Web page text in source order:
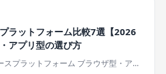
ラットフォーム比較7選【2026
アプリ型の選び方
スプラットフォーム ブラウザ型・ア…